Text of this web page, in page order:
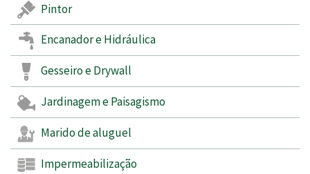
Pintor
Encanador e Hidráulica
Gesseiro e Drywall
Jardinagem e Paisagismo
Marido de aluguel
Impermeabilização